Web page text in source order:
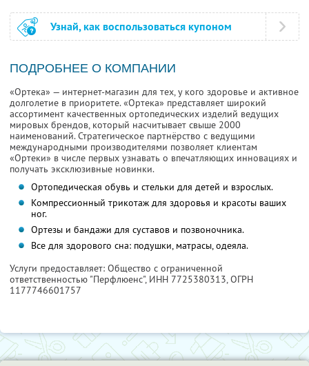
Узнай, как воспользоваться купоном
ПОДРОБНЕЕ О КОМПАНИИ
«Ортека» — интернет-магазин для тех, у кого здоровье и активное
долголетие в приоритете. «Ортека» представляет широкий
ассортимент качественных ортопедических изделий ведущих
мировых брендов, который насчитывает свыше 2000
наименований. Стратегическое партнёрство с ведущими
международными производителями позволяет клиентам
«Ортеки» в числе первых узнавать о впечатляющих инновациях и
получать эксклюзивные новинки.
Ортопедическая обувь и стельки для детей и взрослых.
Компрессионный трикотаж для здоровья и красоты ваших
ног.
Ортезы и бандажи для суставов и позвоночника.
Все для здорового сна: подушки, матрасы, одеяла.
Услуги предоставляет: Общество с ограниченной
ответственностью "Перфлюенс", ИНН 7725380313, ОГРН
1177746601757